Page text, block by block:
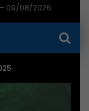
09/08/2026